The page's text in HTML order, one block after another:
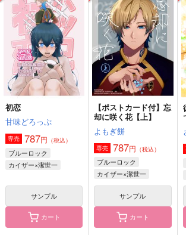
RE:4
944 円（税込）
カイザー×潔世一
サンプル
作品詳細
RE:4
787円（税込）
カイザー×潔世一
サンプル
作品詳細
初恋
甘味どろっぷ
専売 787円 （税込）
ブルーロック
カイザー×潔世一
サンプル
カート
【ポストカード付】忘
却に咲く花【上】
よもぎ餅
専売 787円 （税込）
ブルーロック
カイザー×潔世一
サンプル
カート